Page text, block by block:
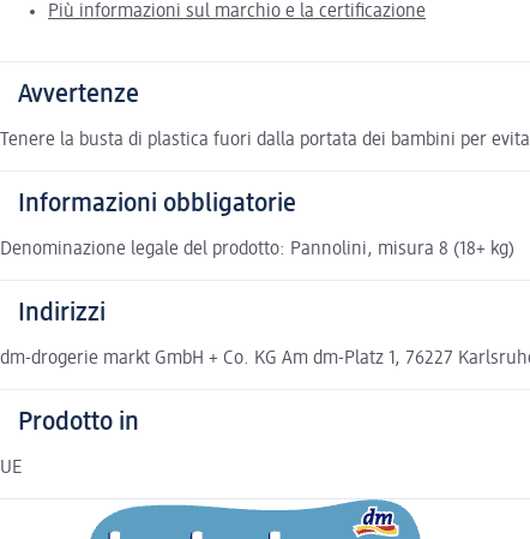
Più informazioni sul marchio e la certificazione
Avvertenze
Tenere la busta di plastica fuori dalla portata dei bambini per
Informazioni obbligatorie
Denominazione legale del prodotto: Pannolini, misura 8 (18+ kg)
Indirizzi
dm-drogerie markt GmbH + Co. KG Am dm-Platz 1, 76227
Prodotto in
UE